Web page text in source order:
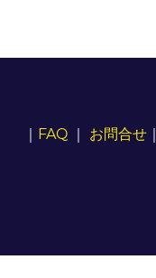
｜ FAQ｜ お問合せ｜